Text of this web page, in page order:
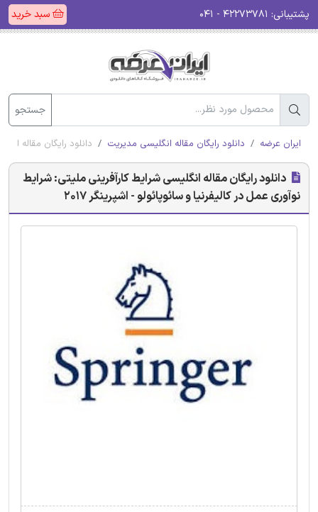
پشتیبانی: سبد خرید
جستجو
ایران عرضه دانلود رایگان مقاله انگلیسی مدیریت دانلود رایگان مقاله
دانلود رایگان مقاله انگلیسی شرایط کارآفرینی ملیتی: شرایط
نوآوری عمل در کالیفرنیا و سائوپائولو - اشپرینگر 2017